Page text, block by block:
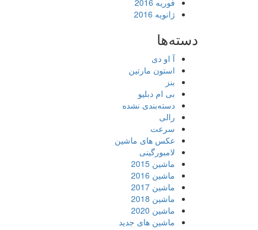
فوریه 2016
ژانویه 2016
دسته‌ها
آ او دی
استون مارتین
بنز
بی ام دبلیو
دسته‌بندی نشده
رالی
سرعت
عکس های ماشین
لامبورگینی
ماشین 2015
ماشین 2016
ماشین 2017
ماشین 2018
ماشین 2020
ماشین های جدید